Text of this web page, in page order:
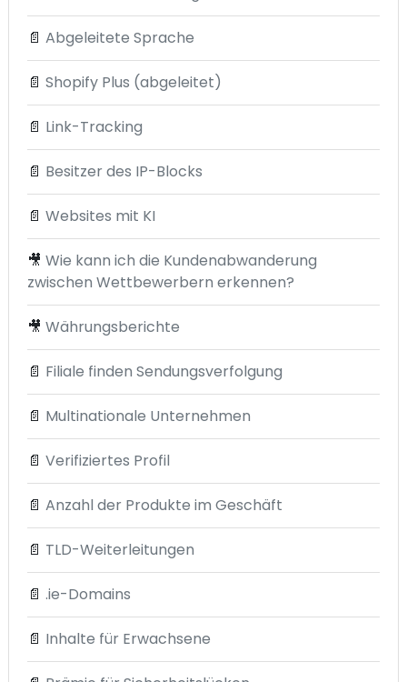
📄 Abgeleitete Sprache
📄 Shopify Plus (abgeleitet)
📄 Link-Tracking
📄 Besitzer des IP-Blocks
📄 Websites mit KI
🎥 Wie kann ich die Kundenabwanderung
zwischen Wettbewerbern erkennen?
🎥 Währungsberichte
📄 Filiale finden Sendungsverfolgung
📄 Multinationale Unternehmen
📄 Verifiziertes Profil
📄 Anzahl der Produkte im Geschäft
📄 TLD-Weiterleitungen
📄 .ie-Domains
📄 Inhalte für Erwachsene